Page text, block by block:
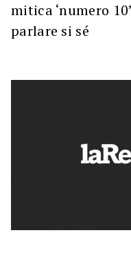
mitica ‘numero
parlare si sé